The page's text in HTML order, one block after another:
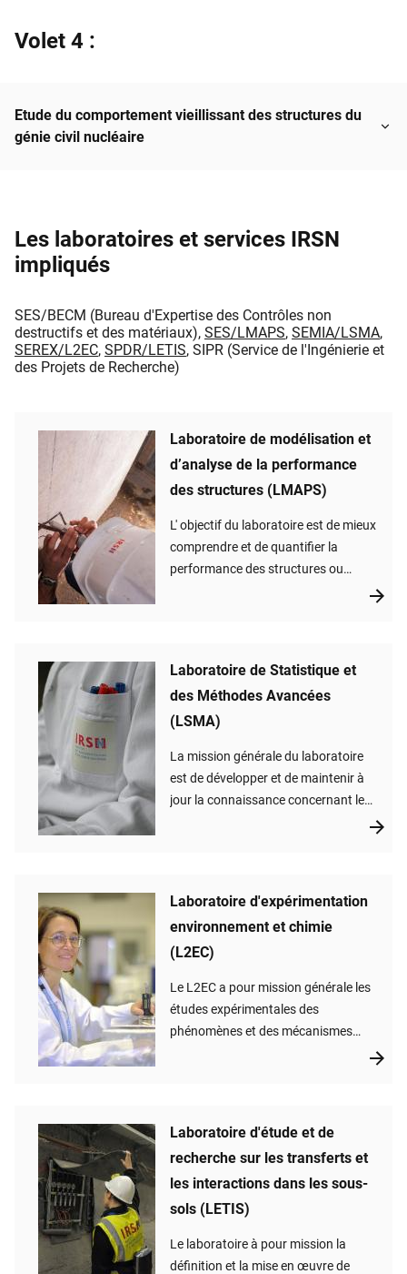
Volet 4 :
Etude du comportement vieillissant des structures du
génie civil nucléaire
Les laboratoires et services IRSN
impliqués
SES/BECM (Bureau d'Expertise des Contrôles non
destructifs et des matériaux), SES/LMAPS, SEMIA/LSMA,
SEREX/L2EC, SPDR/LETIS, SIPR (Service de l'Ingénierie et
des Projets de Recherche)
Laboratoire de modélisation et
d’analyse de la performance
des structures (LMAPS)
L' objectif du laboratoire est de mieux
comprendre et de quantifier la
performance des structures ou
Laboratoire de Statistique et
des Méthodes Avancées
(LSMA)
La mission générale du laboratoire
est de développer et de maintenir à
jour la connaissance concernant les
multiphysiques, sciences des
données…)
Laboratoire d'expérimentation
environnement et chimie
(L2EC)
Le L2EC a pour mission générale les
études expérimentales des
phénomènes et des mécanismes
Laboratoire d'étude et de
recherche sur les transferts et
les interactions dans les sous-
sols (LETIS)
Le laboratoire à pour mission la
définition et la mise en œuvre de